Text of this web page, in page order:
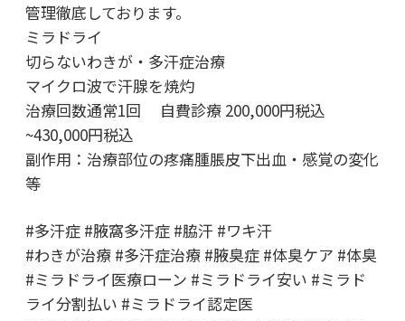
管理徹底しております。
ミラドライ
切らないわきが・多汗症治療
マイクロ波で汗腺を焼灼
治療回数通常1回 自費診療 200,000円税込
~430,000円税込
副作用：治療部位の疼痛腫脹皮下出血・感覚の変化
等
#多汗症 #腋窩多汗症 #脇汗 #ワキ汗
#わきが治療 #多汗症治療 #腋臭症 #体臭ケア #体臭
#ミラドライ医療ローン #ミラドライ安い #ミラド
ライ分割払い #ミラドライ認定医